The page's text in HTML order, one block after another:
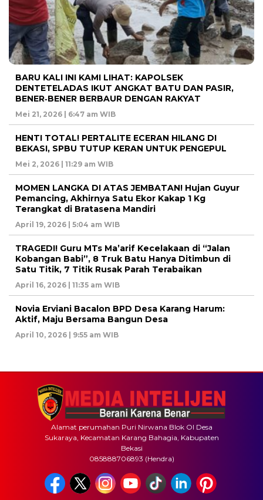
BARU KALI INI KAMI LIHAT: KAPOLSEK
DENTETELADAS IKUT ANGKAT BATU DAN PASIR,
BENER‑BENER BERBAUR DENGAN RAKYAT
Mei 21, 2026 | 6:47 am WIB
HENTI TOTAL! PERTALITE ECERAN HILANG DI
BEKASI, SPBU TUTUP KERAN UNTUK PENGEPUL
Mei 2, 2026 | 11:29 am WIB
MOMEN LANGKA DI ATAS JEMBATAN! Hujan Guyur
Pemancing, Akhirnya Satu Ekor Kakap 1 Kg
Terangkat di Bratasena Mandiri
April 19, 2026 | 5:04 am WIB
TRAGEDI! Guru MTs Ma’arif Kecelakaan di “Jalan
Kobangan Babi”, 8 Truk Batu Hanya Ditimbun di
Satu Titik, 7 Titik Rusak Parah Terabaikan
April 16, 2026 | 11:35 am WIB
Novia Erviani Bacalon BPD Desa Karang Harum:
Aktif, Maju Bersama Bangun Desa
April 10, 2026 | 9:55 am WIB
Alamat perumahan Puri Nirwana Blok OI Desa
Sukaraya, Kecamatan Karang Bahagia, Kabupaten
Bekasi
085888706893 (Hendra)